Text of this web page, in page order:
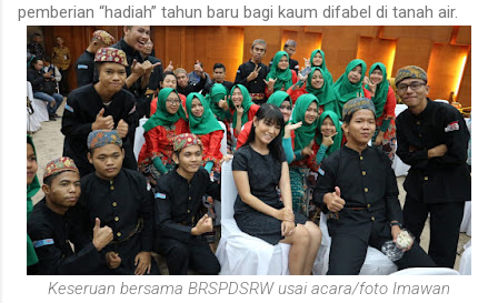
pemberian “hadiah” tahun baru bagi kaum difabel di tanah air.
Keseruan bersama BRSPDSRW usai acara/foto Imawan